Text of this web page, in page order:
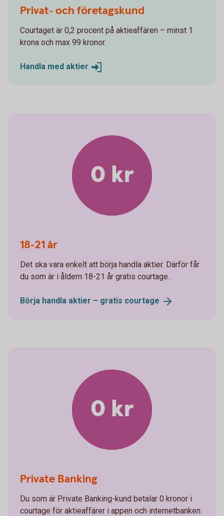
Privat- och företagskund
Courtaget är 0,2 procent på aktieaffären – minst 1
krona och max 99 kronor.
Handla med aktier
0 kr
18-21 år
Det ska vara enkelt att börja handla aktier. Därför får
du som är i åldern 18-21 år gratis courtage.
Börja handla aktier – gratis courtage
0 kr
Private Banking
Du som är Private Banking-kund betalar 0 kronor i
courtage för aktieaffärer i appen och internetbanken.